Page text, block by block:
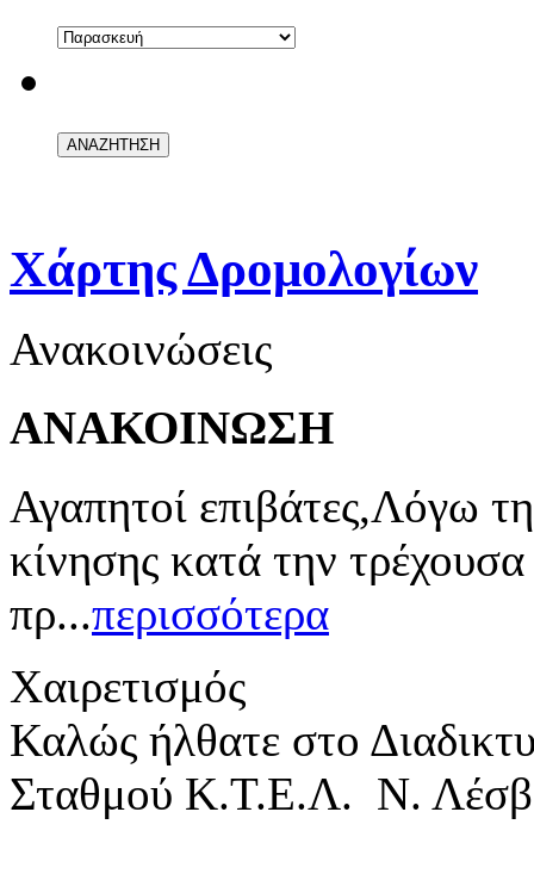
Χάρτης Δρομολογίων
Ανακοινώσεις
ΑΝΑΚΟΙΝΩΣΗ
Αγαπητοί επιβάτες,Λόγω
κίνησης κατά την
πρ...περισσότερα
Χαιρετισμός
Καλώς ήλθατε στο
Σταθμού Κ.Τ.Ε.Λ. Ν.